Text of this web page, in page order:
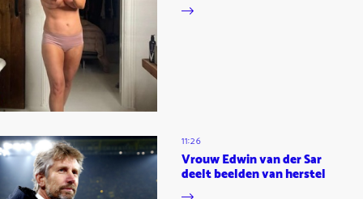
11:26
Vrouw Edwin van der Sar
deelt beelden van herstel